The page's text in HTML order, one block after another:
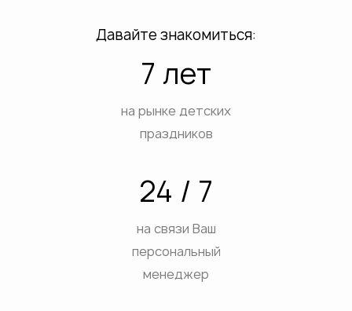
Давайте знакомиться:
7 лет
на рынке детских
праздников
24 / 7
на связи Ваш
персональный
менеджер